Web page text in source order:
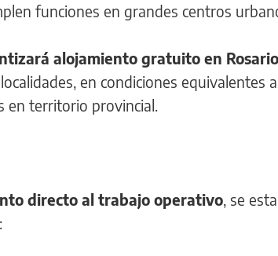
funciones en grandes centros
alojamiento gratuito en
en condiciones equivalentes
en territorio provincial.
directo al trabajo operativo, se